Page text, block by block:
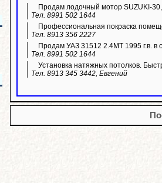
Продам лодочный мотор SUZUKI-
Тел. 8991 502 1644
Профессиональная покраска
Тел. 8913 356 2227
Продам УАЗ 31512 2.4МТ 1995 г.в. в
Тел. 8991 502 1644
Установка натяжных потолков.
Тел. 8913 345 3442, Евгений